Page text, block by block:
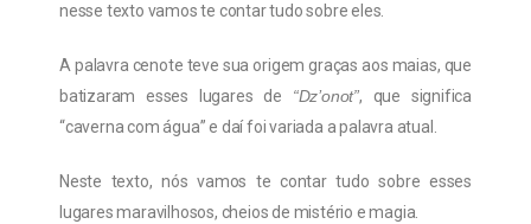
nesse texto vamos te contar tudo sobre eles.
A palavra cenote teve sua origem graças aos maias, que
batizaram esses lugares de “Dz’onot”, que significa
“caverna com água” e daí foi variada a palavra atual.
Neste texto, nós vamos te contar tudo sobre esses
lugares maravilhosos, cheios de mistério e magia.